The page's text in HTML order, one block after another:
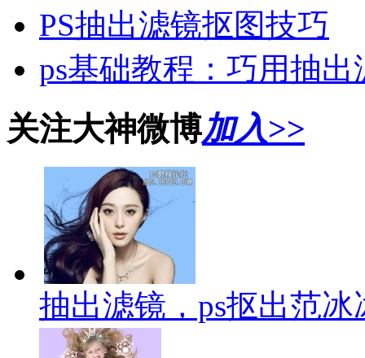
PS抽出滤镜抠图技巧
ps基础教程：巧用抽
关注大神微博加入>>
抽出滤镜，ps抠出范